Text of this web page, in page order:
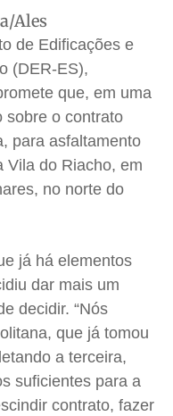
Ales
de Edificações e
(DER-ES),
que, em uma
sobre o contrato
para asfaltamento
Vila do Riacho, em
no norte do
já há elementos
dar mais um
decidir. “Nós
que já tomou
a terceira,
suficientes para a
contrato, fazer